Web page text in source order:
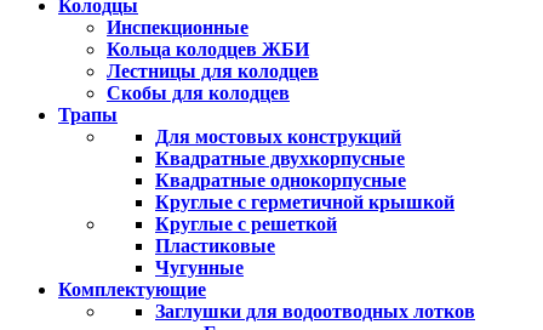
Колодцы
Инспекционные
Кольца колодцев ЖБИ
Лестницы для колодцев
Скобы для колодцев
Трапы
Для мостовых конструкций
Квадратные двухкорпусные
Квадратные однокорпусные
Круглые с герметичной крышкой
Круглые с решеткой
Пластиковые
Чугунные
Комплектующие
Заглушки для водоотводных лотков